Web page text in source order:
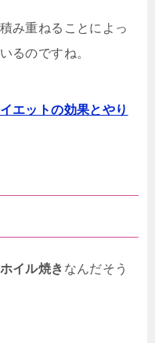
み重ねることによっ
るのですね。
エットの効果とやり
ホイル焼き なんだそう